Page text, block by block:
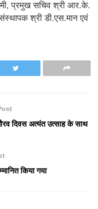
प्रमुख सचिव श्री आर.के.
श्री डी.एस.मान एवं
दिवस अत्यंत उत्साह के साथ
किया गया